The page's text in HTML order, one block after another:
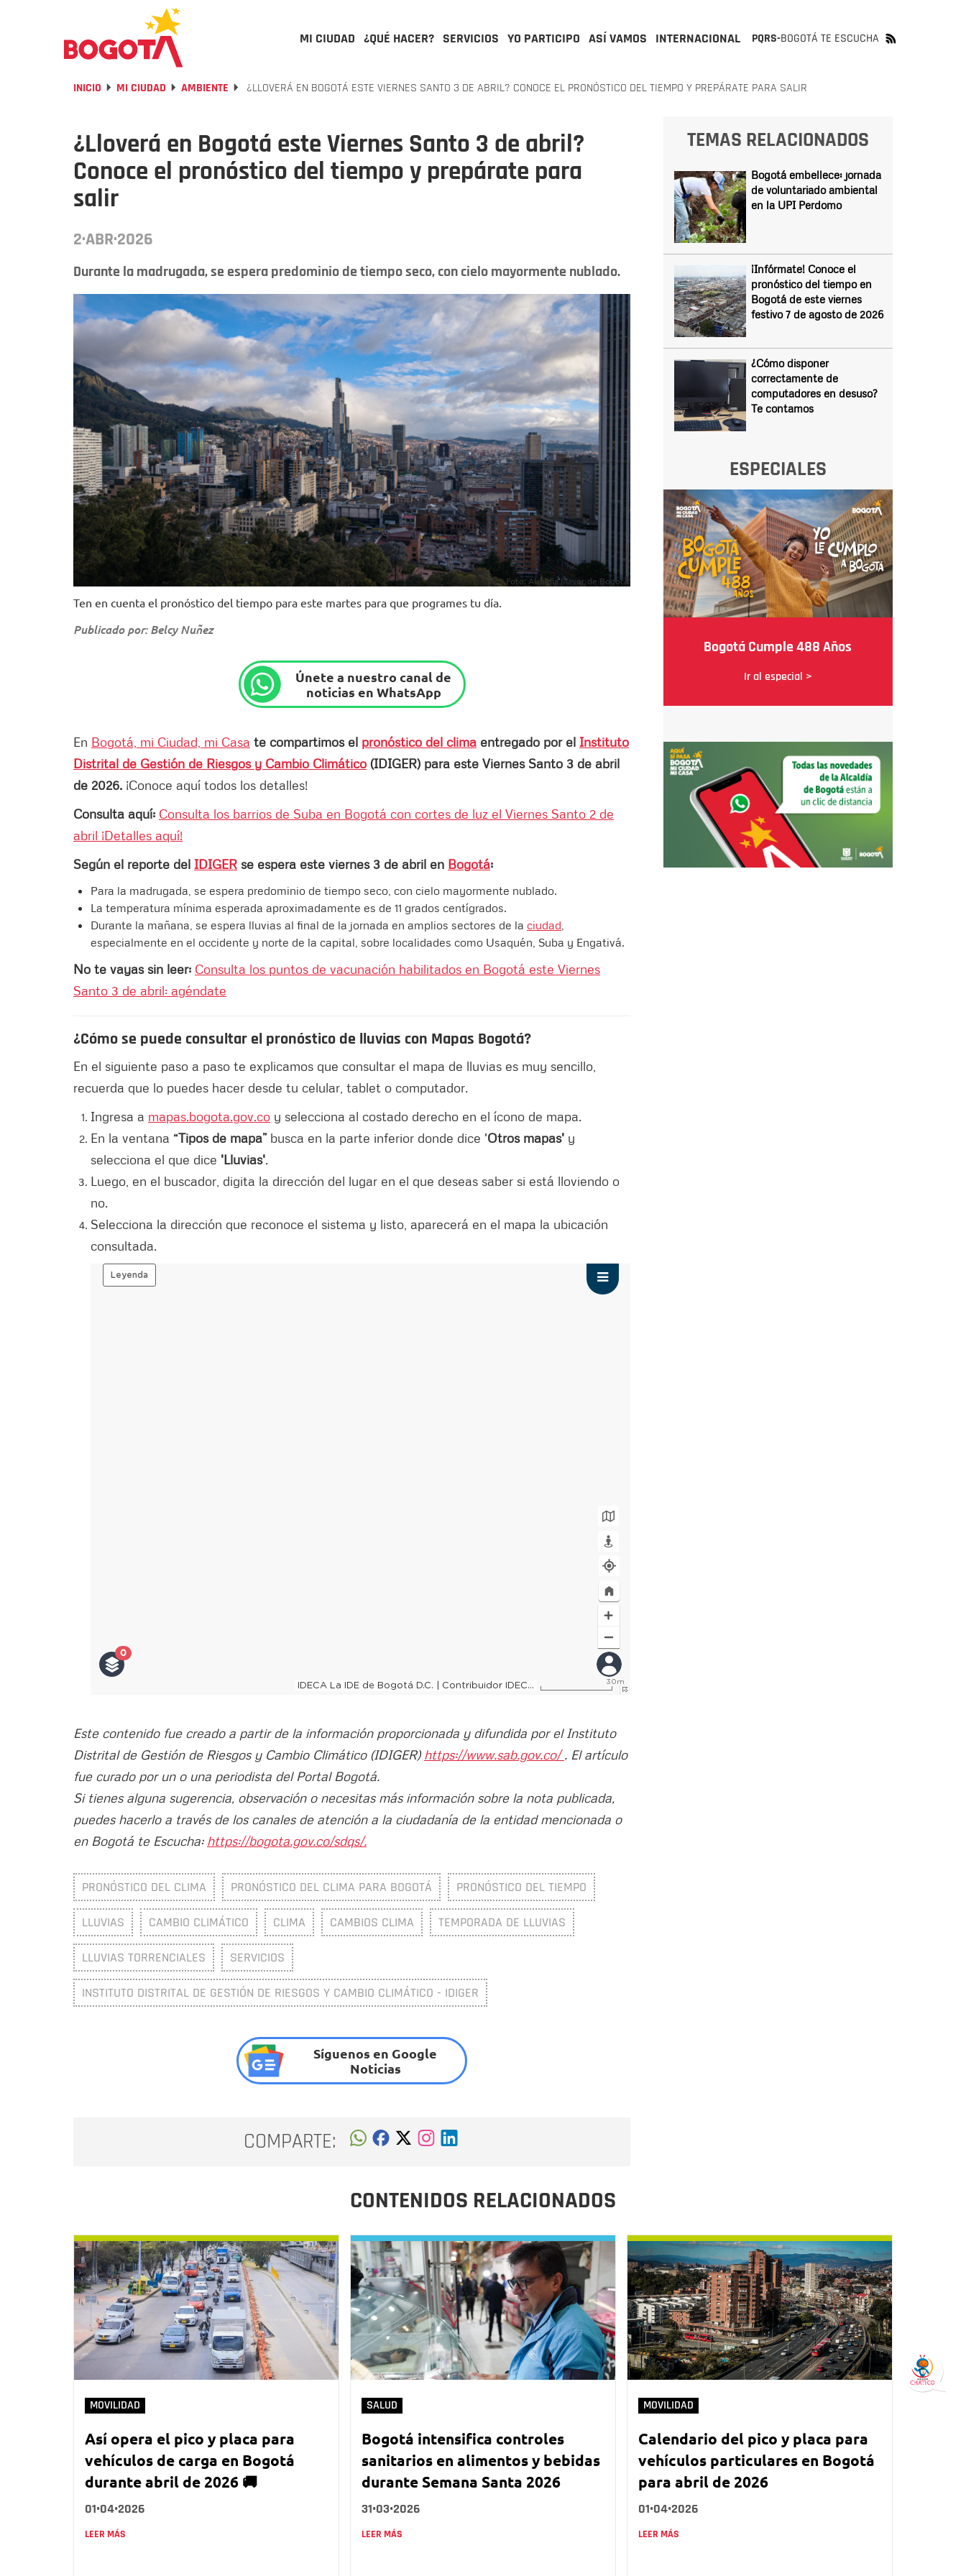
MI CIUDAD ¿QUÉ HACER? SERVICIOS YO PARTICIPO ASÍ VAMOS INTERNACIONAL PQRS-BOGOTÁ TE ESCUCHA
INICIO MI CIUDAD AMBIENTE ¿LLOVERÁ EN BOGOTÁ ESTE VIERNES SANTO 3 DE ABRIL? CONOCE EL PRONÓSTICO DEL TIEMPO Y PREPÁRATE PARA SALIR
¿Lloverá en Bogotá este Viernes Santo 3 de abril?
Conoce el pronóstico del tiempo y prepárate para
salir
2·ABR·2026
Durante la madrugada, se espera predominio de tiempo seco, con cielo mayormente nublado.
Foto: Alcaldía Mayor de Bogotá:
Ten en cuenta el pronóstico del tiempo para este martes para que programes tu día.
Publicado por: Belcy Nuñez
Únete a nuestro canal de
noticias en WhatsApp
En Bogotá, mi Ciudad, mi Casa te compartimos el pronóstico del clima entregado por el Instituto
Distrital de Gestión de Riesgos y Cambio Climático (IDIGER) para este Viernes Santo 3 de abril
de 2026. ¡Conoce aquí todos los detalles!
Consulta aquí: Consulta los barrios de Suba en Bogotá con cortes de luz el Viernes Santo 2 de
abril ¡Detalles aquí!
Según el reporte del IDIGER se espera este viernes 3 de abril en Bogotá:
Para la madrugada, se espera predominio de tiempo seco, con cielo mayormente nublado.
La temperatura mínima esperada aproximadamente es de 11 grados centígrados.
Durante la mañana, se espera lluvias al final de la jornada en amplios sectores de la ciudad
especialmente en el occidente y norte de la capital, sobre localidades como Usaquén, Suba y Engativá.
No te vayas sin leer: Consulta los puntos de vacunación habilitados en Bogotá este Viernes
Santo 3 de abril: agéndate
¿Cómo se puede consultar el pronóstico de lluvias con Mapas Bogotá?
En el siguiente paso a paso te explicamos que consultar el mapa de lluvias es muy sencillo,
recuerda que lo puedes hacer desde tu celular, tablet o computador.
Ingresa a mapas.bogota.gov.co y selecciona al costado derecho en el ícono de mapa.
En la ventana “Tipos de mapa” busca en la parte inferior donde dice 'Otros mapas' y
selecciona el que dice 'Lluvias'.
Luego, en el buscador, digita la dirección del lugar en el que deseas saber si está lloviendo o
no.
Selecciona la dirección que reconoce el sistema y listo, aparecerá en el mapa la ubicación
consultada.
Este contenido fue creado a partir de la información proporcionada y difundida por el Instituto
Distrital de Gestión de Riesgos y Cambio Climático (IDIGER) https://www.sab.gov.co/. El artículo
fue curado por un o una periodista del Portal Bogotá.
Si tienes alguna sugerencia, observación o necesitas más información sobre la nota publicada,
puedes hacerlo a través de los canales de atención a la ciudadanía de la entidad mencionada o
en Bogotá te Escucha: https://bogota.gov.co/sdqs/.
PRONÓSTICO DEL CLIMA PRONÓSTICO DEL CLIMA PARA BOGOTÁ PRONÓSTICO DEL TIEMPO
LLUVIAS CAMBIO CLIMÁTICO CLIMA CAMBIOS CLIMA TEMPORADA DE LLUVIAS
LLUVIAS TORRENCIALES SERVICIOS
INSTITUTO DISTRITAL DE GESTIÓN DE RIESGOS Y CAMBIO CLIMÁTICO - IDIGER
Síguenos en Google
Noticias
COMPARTE:
TEMAS RELACIONADOS
Bogotá embellece: jornada
de voluntariado ambiental
en la UPI Perdomo
¡Infórmate! Conoce el
pronóstico del tiempo en
Bogotá de este viernes
festivo 7 de agosto de 2026
¿Cómo disponer
correctamente de
computadores en desuso?
Te contamos
ESPECIALES
Bogotá Cumple 488 Años
Ir al especial >
CONTENIDOS RELACIONADOS
MOVILIDAD
Así opera el pico y placa para
vehículos de carga en Bogotá
durante abril de 2026 🚚
01•04•2026
LEER MÁS
SALUD
Bogotá intensifica controles
sanitarios en alimentos y bebidas
durante Semana Santa 2026
31•03•2026
LEER MÁS
MOVILIDAD
Calendario del pico y placa para
vehículos particulares en Bogotá
para abril de 2026
01•04•2026
LEER MÁS